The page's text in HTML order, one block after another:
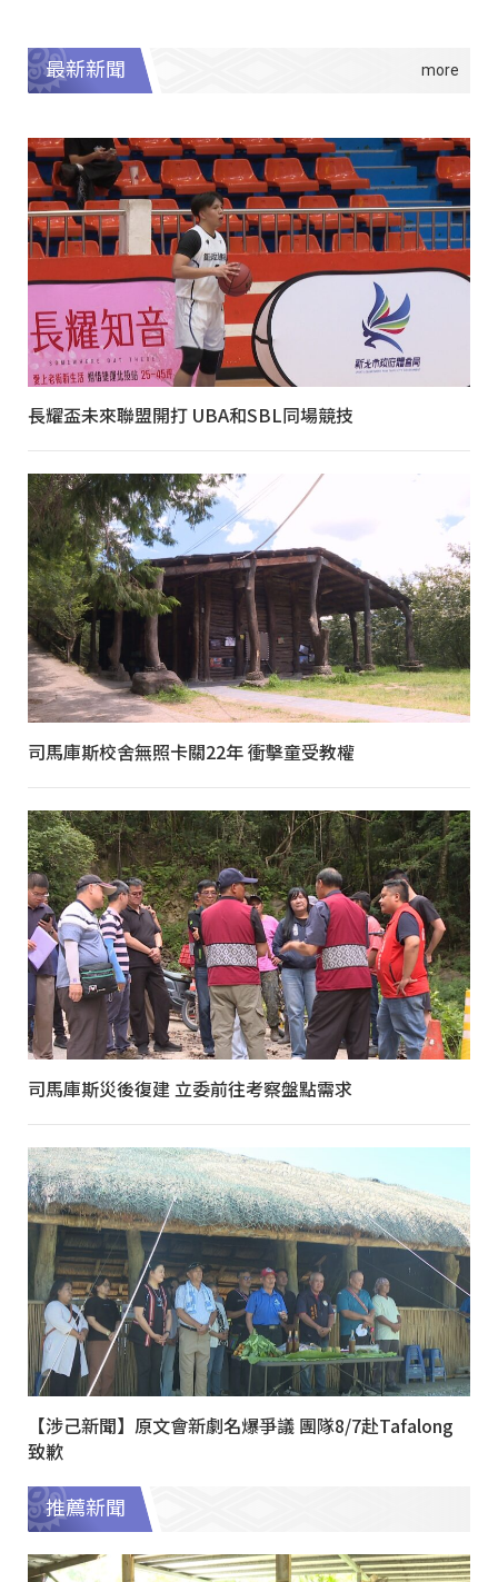
最新新聞
長耀盃未來聯盟開打 UBA和SBL同場競技
司馬庫斯校舍無照卡關22年 衝擊童受教權
司馬庫斯災後復建 立委前往考察盤點需求
【涉己新聞】原文會新劇名爆爭議 團隊8/7赴Tafalong
致歉
推薦新聞